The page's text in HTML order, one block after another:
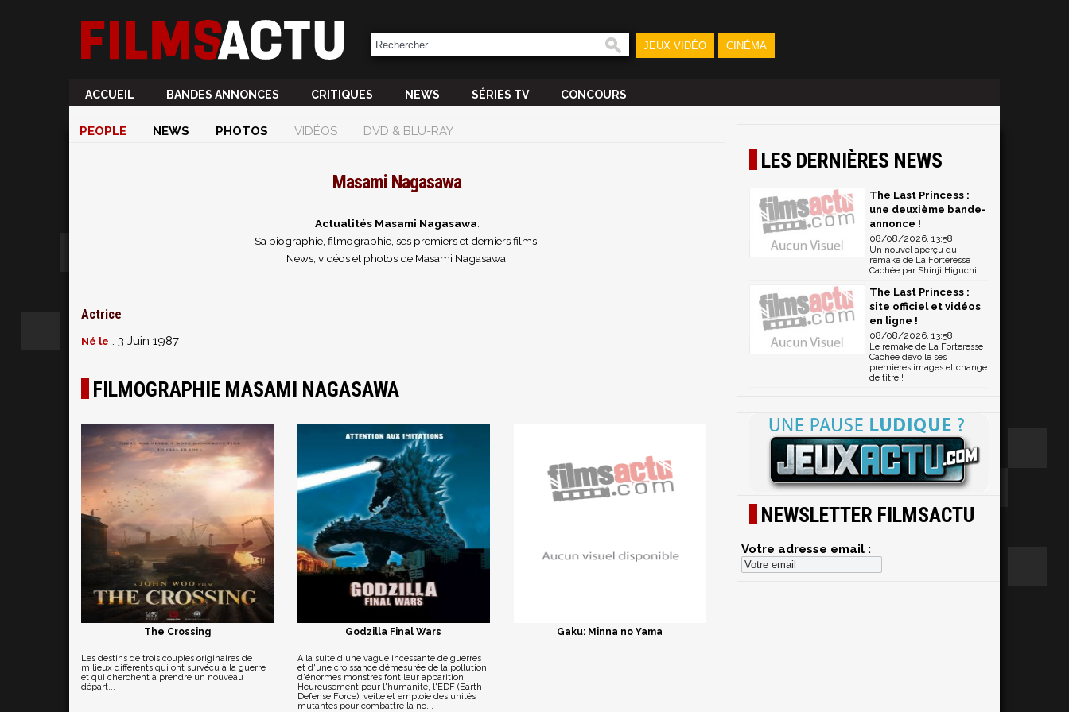
JEUX VIDÉO CINÉMA
ACCUEIL BANDES ANNONCES CRITIQUES NEWS SÉRIES TV CONCOURS
PEOPLE NEWS PHOTOS VIDÉOS DVD & BLU-RAY
Masami Nagasawa
Actualités Masami Nagasawa
Sa biographie, filmographie, ses premiers et derniers films.
News, vidéos et photos de Masami Nagasawa.
Actrice
Né le : 3 Juin 1987
FILMOGRAPHIE MASAMI NAGASAWA
The Crossing
Les destins de trois couples originaires de
milieux différents qui ont survécu à la guerre
et qui cherchent à prendre un nouveau
départ...
Godzilla Final Wars
A la suite d'une vague incessante de guerres
et d'une croissance démesurée de la pollution,
d'énormes monstres font leur apparition.
Heureusement pour l'humanité, l'EDF (Earth
Defense Force), veille et emploie des unités
mutantes pour combattre la no...
Gaku: Minna no Yama
LES DERNIÈRES NEWS
The Last Princess :
une deuxième bande-
annonce !
08/08/2026, 13:58
Un nouvel aperçu du
remake de La Forteresse
Cachée par Shinji Higuchi
The Last Princess :
site officiel et vidéos
en ligne !
08/08/2026, 13:58
Le remake de La Forteresse
Cachée dévoile ses
premières images et change
de titre !
NEWSLETTER FILMSACTU
Votre adresse email :